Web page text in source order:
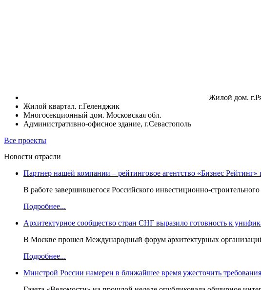
Жилой дом.
Жилой квартал. г.Геленджик
Многосекционный дом. Московская обл.
Административно-офисное здание, г.Севастополь
Все проекты
Новости отрасли
Партнер нашей компании – рейтинговое агентство «Бизнес
В работе завершившегося Российского инвестиционно-
Подробнее...
Архитектурное сообщество стран СНГ выразило готовность к
В Москве прошел Международный форум архитектурных организаций
Подробнее...
Минстрой России намерен в ближайшее время ужесточить